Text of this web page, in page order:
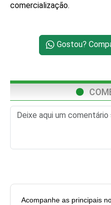
comercialização.
Gostou?
Acompanhe as principais